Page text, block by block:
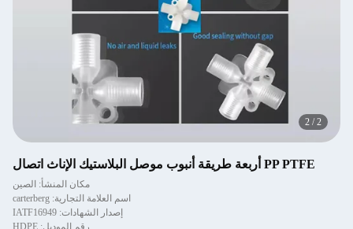
2 /2
PP PTFE أربعة طريقة أنبوب موصل البلاستيك الإناث اتصال
مكان المنشأ: الصين
اسم العلامة التجارية: carterberg
إصدار الشهادات: IATF16949
رقم الموديل: HDPE